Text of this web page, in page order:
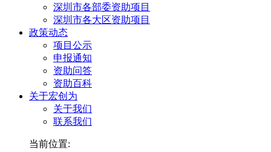
深圳市各部委资助项目
深圳市各大区资助项目
政策动态
项目公示
申报通知
资助问答
资助百科
关于宏创为
关于我们
联系我们
当前位置: